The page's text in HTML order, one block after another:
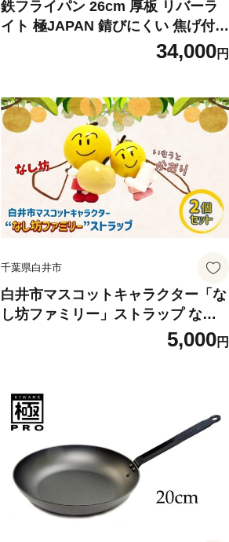
鉄フライパン 26cm 厚板 リバーラ
イト 極JAPAN 錆びにくい 焦げ付き
にくい お手入れ簡単 フライパン 鍋
調理器具 キッチン用品 千葉県 白井
34,000円
千葉県白井市
白井市マスコットキャラクター「な
し坊ファミリー」ストラップ なし
坊とかおり「仲良し」2個セット
5,000円